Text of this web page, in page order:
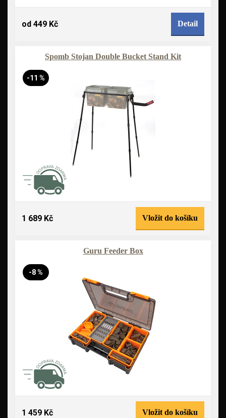
od 449 Kč Detail
Spomb Stojan Double Bucket Stand Kit
-11 %
1 689 Kč Vložit do košíku
Guru Feeder Box
-8 %
1 459 Kč Vložit do košíku